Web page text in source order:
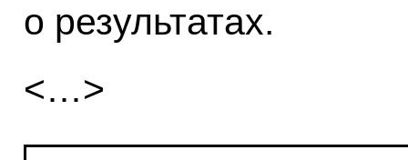
о результатах.
<…>